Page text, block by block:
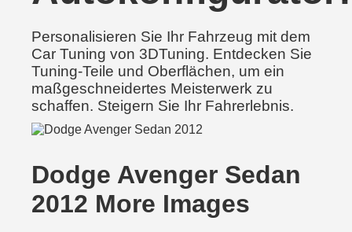
Personalisieren Sie Ihr Fahrzeug mit dem
Car Tuning von 3DTuning. Entdecken Sie
Tuning-Teile und Oberflächen, um ein
maßgeschneidertes Meisterwerk zu
schaffen. Steigern Sie Ihr Fahrerlebnis.
Dodge Avenger Sedan
2012 More Images